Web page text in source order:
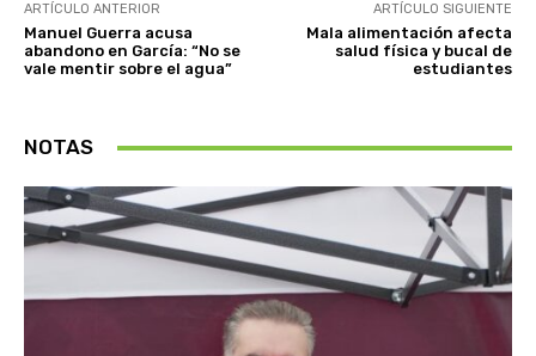
ARTÍCULO ANTERIOR
Manuel Guerra acusa
abandono en García: “No se
vale mentir sobre el agua”
ARTÍCULO SIGUIENTE
Mala alimentación afecta
salud física y bucal de
estudiantes
NOTAS